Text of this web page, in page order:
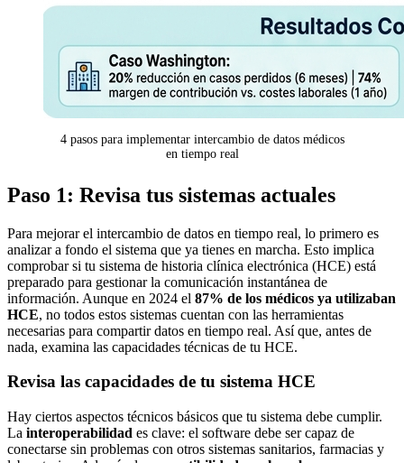
4 pasos para implementar intercambio de datos médicos
en tiempo real
Paso 1: Revisa tus sistemas actuales
Para mejorar el intercambio de datos en tiempo real, lo primero es
analizar a fondo el sistema que ya tienes en marcha. Esto implica
comprobar si tu sistema de historia clínica electrónica (HCE) está
preparado para gestionar la comunicación instantánea de
información. Aunque en 2024 el 87% de los médicos ya utilizaban
HCE, no todos estos sistemas cuentan con las herramientas
necesarias para compartir datos en tiempo real. Así que, antes de
nada, examina las capacidades técnicas de tu HCE.
Revisa las capacidades de tu sistema HCE
Hay ciertos aspectos técnicos básicos que tu sistema debe cumplir.
La interoperabilidad es clave: el software debe ser capaz de
conectarse sin problemas con otros sistemas sanitarios, farmacias y